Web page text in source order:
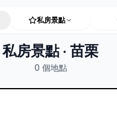
私房景點
私房景點 · 苗栗
0 個地點